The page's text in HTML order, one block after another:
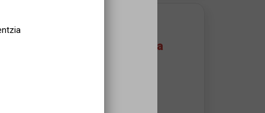
ANTOLATZAILEAREN KONTAKTUA
Palau de la Música Catalana